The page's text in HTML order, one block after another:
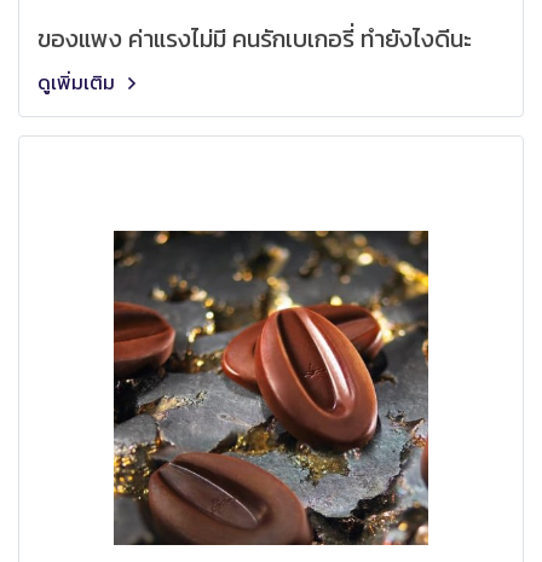
ของแพง ค่าแรงไม่มี คนรักเบเกอรี่ ทำยังไงดีนะ
ดูเพิ่มเติม